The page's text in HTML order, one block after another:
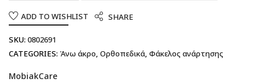
ADD TO WISHLIST SHARE
SKU: 0802691
CATEGORIES: Άνω άκρο, Ορθοπεδικά, Φάκελος ανάρτησης
MobiakCare